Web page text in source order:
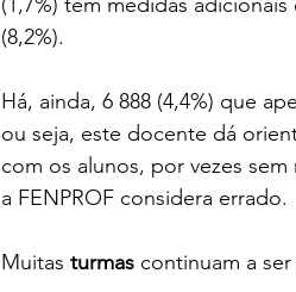
(8,2%).
Há, ainda, 6 888 (4,4%) que
ou seja, este docente dá
com os alunos, por vezes
a FENPROF considera errado.
Muitas turmas continuam a